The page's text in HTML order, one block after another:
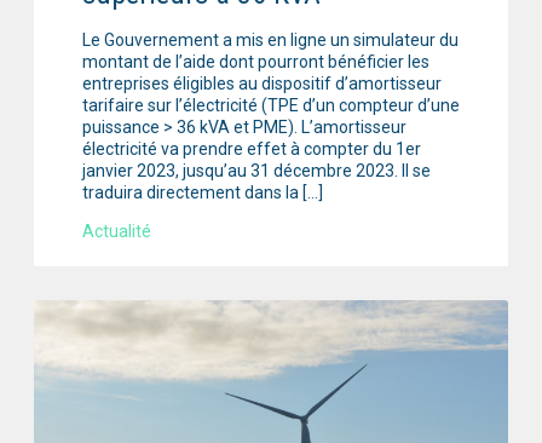
Le Gouvernement a mis en ligne un simulateur du
montant de l’aide dont pourront bénéficier les
entreprises éligibles au dispositif d’amortisseur
tarifaire sur l’électricité (TPE d’un compteur d’une
puissance > 36 kVA et PME). L’amortisseur
électricité va prendre effet à compter du 1er
janvier 2023, jusqu’au 31 décembre 2023. Il se
traduira directement dans la […]
Actualité